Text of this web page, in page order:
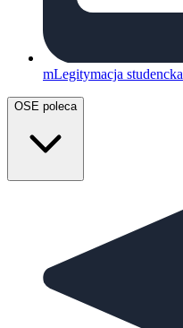
mLegitymacja studencka
OSE poleca